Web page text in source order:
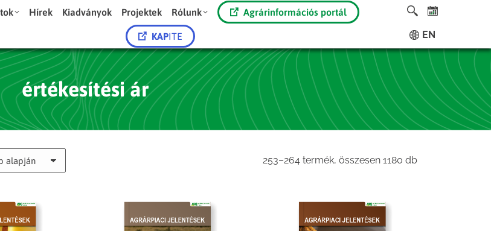
Hírek Kiadványok Projektek Rólunk Agrárinformációs portál
KAPITE EN
értékesítési ár
253–264 termék, összesen 1180 dbSorted